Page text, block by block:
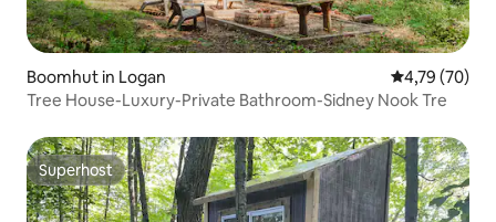
Boomhut in Logan Gemiddelde
4,79 (70)
Tree House-Luxury-Private Bathroom-Sidney Nook Tre
Superhost
Superhost